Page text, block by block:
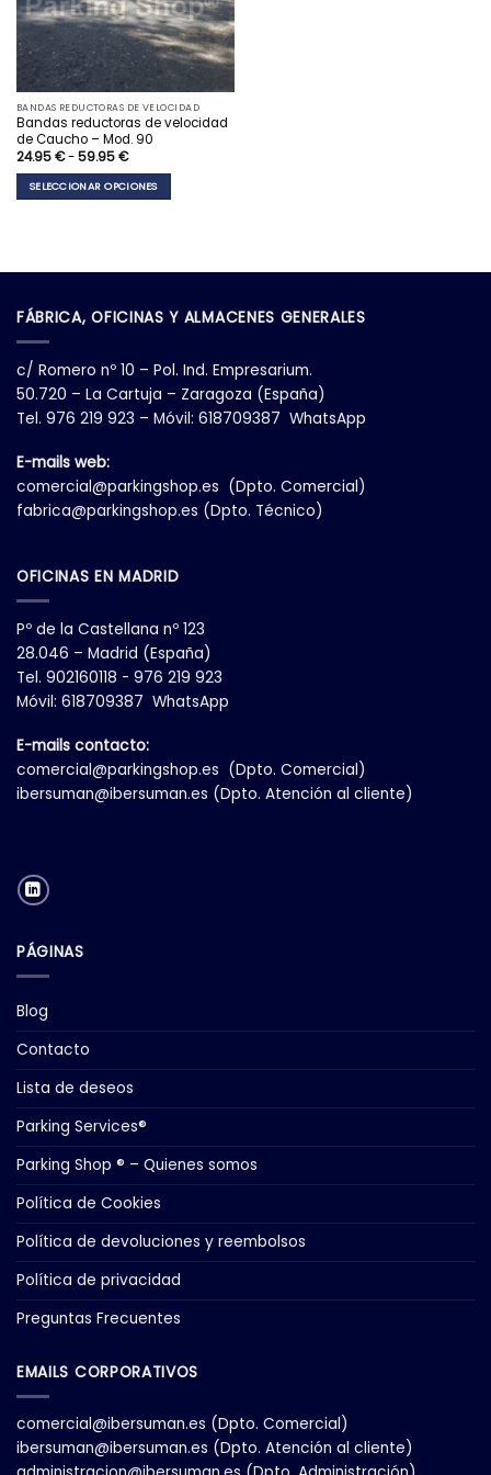
la
página
de
producto
BANDAS REDUCTORAS DE VELOCIDAD
Bandas reductoras de velocidad
de Caucho – Mod. 90
24.95€ - 59.95€Rango
precios:
desde
24.95 €
SELECCIONAR OPCIONES
Las
opciones
se
pueden
elegir
la
de
producto
FÁBRICA, OFICINAS Y ALMACENES GENERALES
c/ Romero nº 10 – Pol. Ind. Empresarium.
50.720 – La Cartuja – Zaragoza (España)
Tel. 976 219 923 – Móvil: 618709387 WhatsApp
E-mails web:
comercial@parkingshop.es (Dpto. Comercial)
fabrica@parkingshop.es (Dpto. Técnico)
OFICINAS EN MADRID
Pº de la Castellana nº 123
28.046 – Madrid (España)
Tel. 902160118 - 976 219 923
Móvil: 618709387 WhatsApp
E-mails contacto:
comercial@parkingshop.es (Dpto. Comercial)
ibersuman@ibersuman.es (Dpto. Atención al cliente)
PÁGINAS
Blog
Contacto
Lista de deseos
Parking Services®
Parking Shop ® – Quienes somos
Política de Cookies
Política de devoluciones y reembolsos
Política de privacidad
Preguntas Frecuentes
EMAILS CORPORATIVOS
comercial@ibersuman.es (Dpto. Comercial)
ibersuman@ibersuman.es (Dpto. Atención al cliente)